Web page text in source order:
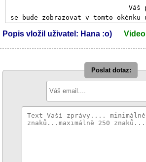
Popis vložil uživatel: Hana :o)
Poslat dotaz: